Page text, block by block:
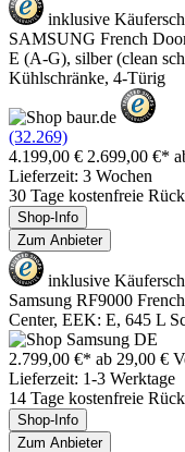
inklusive
SAMSUNG French
E (A-G), silber (clean
Kühlschränke, 4-Türig
(32.269)
4.199,00 € 2.699,00 €*
Lieferzeit: 3 Wochen
30 Tage kostenfreie
Shop-Info
Zum Anbieter
inklusive
Samsung RF9000
Center, EEK: E, 645 L
2.799,00 €* ab 29,00 €
Lieferzeit: 1-3 Werktage
14 Tage kostenfreie
Shop-Info
Zum Anbieter